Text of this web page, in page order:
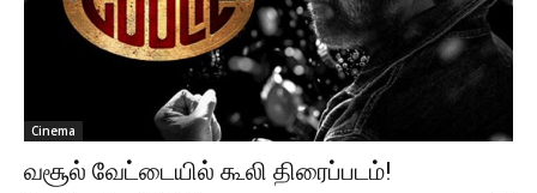
Cinema
வசூல் வேட்டையில் கூலி திரைப்படம்!